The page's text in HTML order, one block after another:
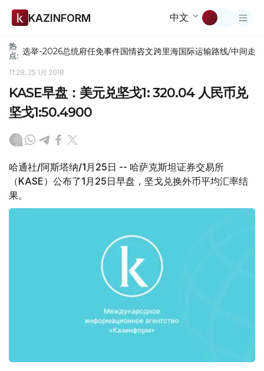
KAZINFORM 中文
热
点: 选举-2026总统府任免事件国情咨文跨里海国际运输路线/中间走廊
11:28, 25 1月 2018
KASE早盘：美元兑坚戈1: 320.04 人民币兑
坚戈1:50.4900
哈通社/阿斯塔纳/1月25日 -- 哈萨克斯坦证券交易所
（KASE）公布了1月25日早盘，坚戈兑换外币平均汇率结
果。